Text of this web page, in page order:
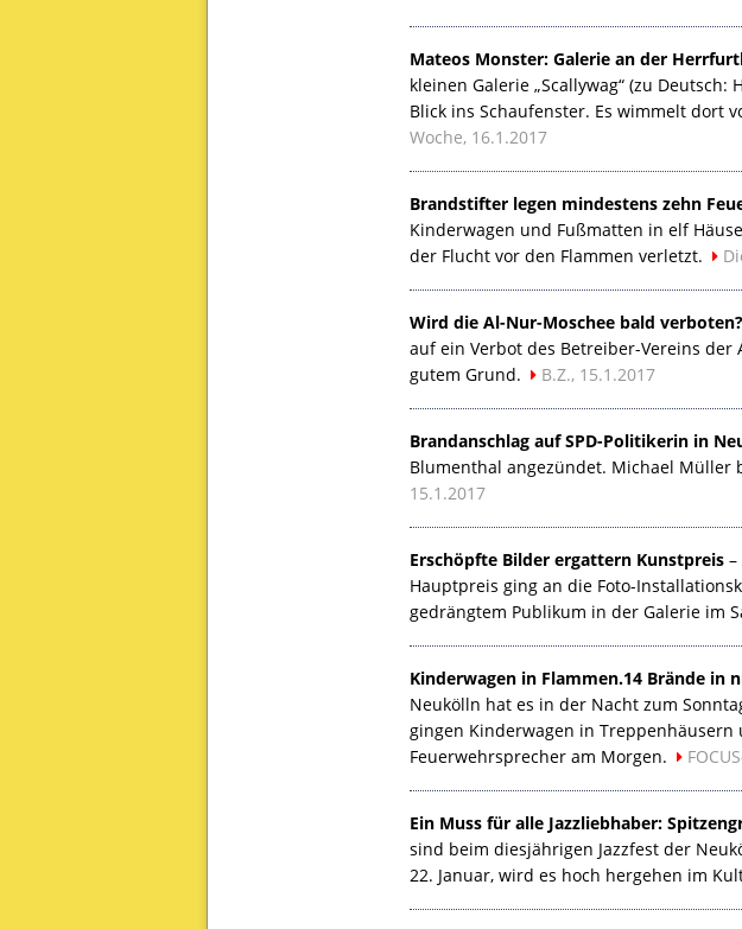
Mateos Monster: Galerie an der
kleinen Galerie „Scallywag“ (zu
Blick ins Schaufenster. Es wimmelt dort
Woche, 16.1.2017
Brandstifter legen mindestens zehn
Kinderwagen und Fußmatten in elf
der Flucht vor den Flammen verletzt.
Wird die Al-Nur-Moschee bald verboten?
auf ein Verbot des Betreiber-Vereins
gutem Grund.
B.Z., 15.1.2017
Brandanschlag aufSPD-Politikerin in
Blumenthal angezündet. Michael Müller
15.1.2017
Erschöpfte Bilder ergattern Kunstpreis–
Hauptpreis ging an die Foto-
gedrängtem Publikum in der Galerie im
Kinderwagen in Flammen.14 Brände in
Neukölln hat es in der Nacht zum
gingen Kinderwagen in
Feuerwehrsprecher am Morgen.
FOCUS
Ein Muss für alle Jazzliebhaber:
sind beim diesjährigen Jazzfest der
22. Januar, wird es hoch hergehen im